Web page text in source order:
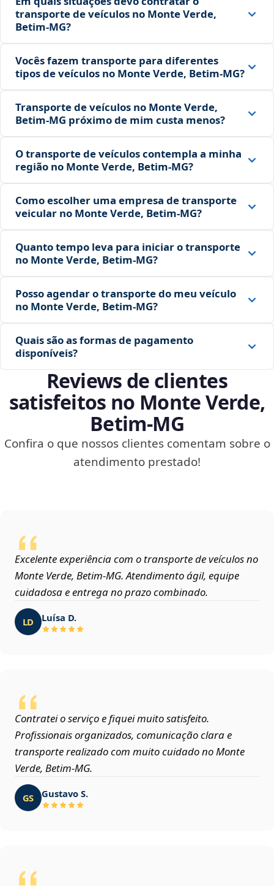
transporte de veículos no Monte Verde,
Betim‑MG?
Vocês fazem transporte para diferentes
tipos de veículos no Monte Verde, Betim‑MG?
Transporte de veículos no Monte Verde,
Betim‑MG próximo de mim custa menos?
O transporte de veículos contempla a minha
região no Monte Verde, Betim‑MG?
Como escolher uma empresa de transporte
veicular no Monte Verde, Betim‑MG?
Quanto tempo leva para iniciar o transporte
no Monte Verde, Betim‑MG?
Posso agendar o transporte do meu veículo
no Monte Verde, Betim‑MG?
Quais são as formas de pagamento
disponíveis?
Reviews de clientes
satisfeitos no Monte Verde,
Betim‑MG
Confira o que nossos clientes comentam sobre o
atendimento prestado!
Excelente experiência com o transporte de veículos no
Monte Verde, Betim‑MG. Atendimento ágil, equipe
cuidadosa e entrega no prazo combinado.
LD Luísa D.
Contratei o serviço e fiquei muito satisfeito.
Profissionais organizados, comunicação clara e
transporte realizado com muito cuidado no Monte
Verde, Betim‑MG.
GS Gustavo S.